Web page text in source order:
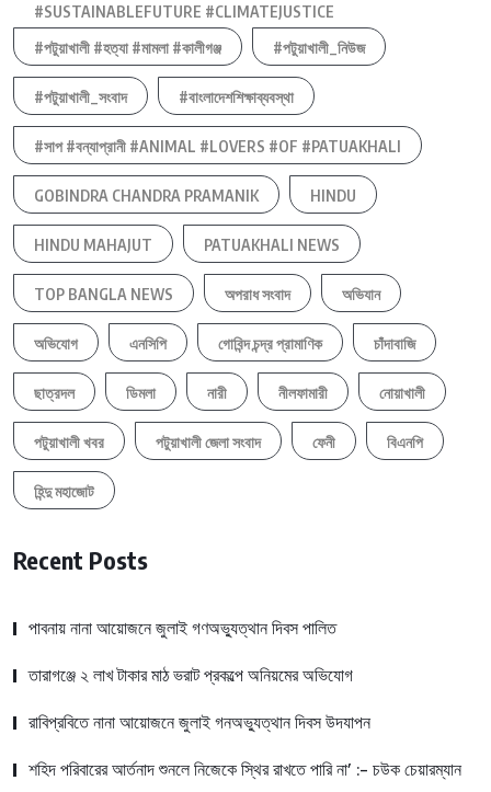
#SUSTAINABLEFUTURE #CLIMATEJUSTICE
#পটুয়াখালী #হত্যা #মামলা #কালীগঞ্জ
#পটুয়াখালী_নিউজ
#পটুয়াখালী_সংবাদ #বাংলাদেশশিক্ষাব্যবস্থা
#সাপ #বন্যাপ্রানী #ANIMAL #LOVERS #OF #PATUAKHALI
GOBINDRA CHANDRA PRAMANIK HINDU
HINDU MAHAJUT PATUAKHALI NEWS
TOP BANGLA NEWS অপরাধ সংবাদ অভিযান
অভিযোগ এনসিপি গোবিন্দ চন্দ্র প্রামাণিক চাঁদাবাজি
ছাত্রদল ডিমলা নারী নীলফামারী নোয়াখালী
পটুয়াখালী খবর পটুয়াখালী জেলা সংবাদ ফেনী বিএনপি
হিন্দু মহাজোট
Recent Posts
পাবনায় নানা আয়োজনে জুলাই গণঅভ্যুত্থান দিবস পালিত
তারাগঞ্জে ২ লাখ টাকার মাঠ ভরাট প্রকল্পে অনিয়মের অভিযোগ
রাবিপ্রবিতে নানা আয়োজনে জুলাই গনঅভ্যুত্থান দিবস উদযাপন
শহিদ পরিবারের আর্তনাদ শুনলে নিজেকে স্থির রাখতে পারি না’ :- চউক চেয়ারম্যান